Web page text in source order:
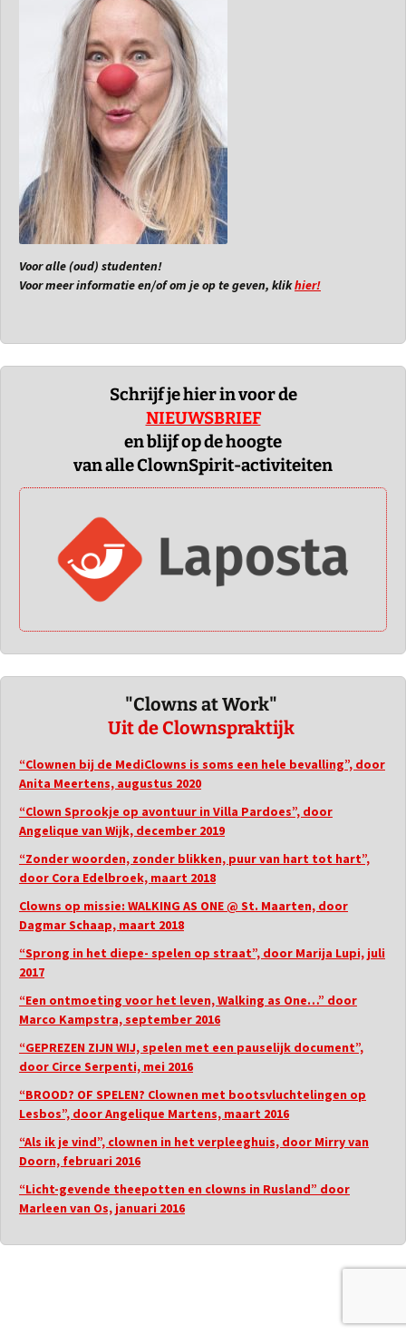
Voor alle (oud) studenten!
Voor meer informatie en/of om je op te geven, klikhier!
Schrijf je hier in voor de
NIEUWSBRIEF
en blijf op de hoogte
van alle ClownSpirit-activiteiten
"Clowns at Work"
Uit de Clownspraktijk
“Clownen bij de MediClowns is soms een hele bevalling”, door
Anita Meertens, augustus 2020
“Clown Sprookje op avontuur in Villa Pardoes”, door
Angelique van Wijk, december 2019
“Zonder woorden, zonder blikken, puur van hart tot hart”,
door Cora Edelbroek, maart 2018
Clowns op missie: WALKING AS ONE @ St. Maarten, door
Dagmar Schaap, maart 2018
“Sprong in het diepe- spelen op straat”, door Marija Lupi, juli
2017
“Een ontmoeting voor het leven, Walking as One…” door
Marco Kampstra, september 2016
“GEPREZEN ZIJN WIJ, spelen met een pauselijk document”,
door Circe Serpenti, mei 2016
“BROOD? OF SPELEN? Clownen met bootsvluchtelingen op
Lesbos”, door Angelique Martens, maart 2016
“Als ik je vind”, clownen in het verpleeghuis, door Mirry van
Doorn, februari 2016
“Licht-gevende theepotten en clowns in Rusland” door
Marleen van Os, januari 2016